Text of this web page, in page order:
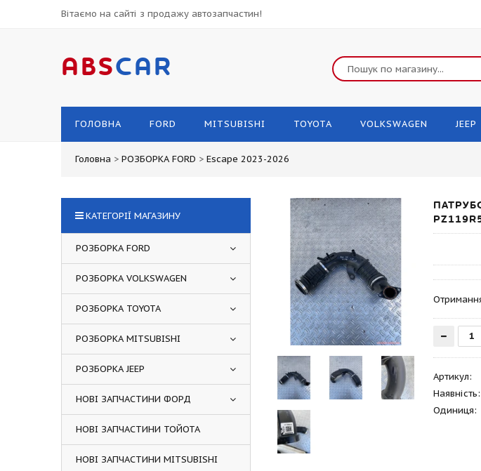
Вітаємо на сайті з продажу автозапчастин!
ABSCAR
ГОЛОВНА FORD MITSUBISHI TOYOTA VOLKSWAGEN JEEP
Головна > РОЗБОРКА FORD > Escape 2023-2026
Артикул:
Наявність:
Одиниця:
КАТЕГОРІЇ МАГАЗИНУ
РОЗБОРКА FORD
РОЗБОРКА VOLKSWAGEN
РОЗБОРКА TOYOTA
РОЗБОРКА MITSUBISHI
РОЗБОРКА JEEP
НОВІ ЗАПЧАСТИНИ ФОРД
НОВІ ЗАПЧАСТИНИ ТОЙОТА
НОВІ ЗАПЧАСТИНИ MITSUBISHI